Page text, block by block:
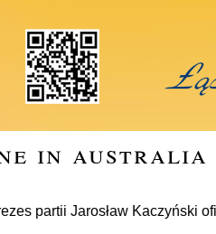
in australia
Jarosław Kaczyński